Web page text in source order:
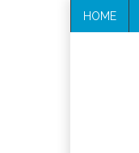
HOME